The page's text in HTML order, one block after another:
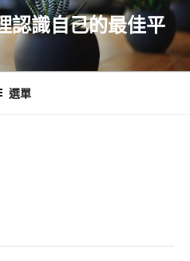
認識自己的最佳平
選單